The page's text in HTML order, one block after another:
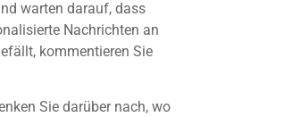
warten darauf, dass
Nachrichten an
kommentieren Sie
Sie darüber nach, wo